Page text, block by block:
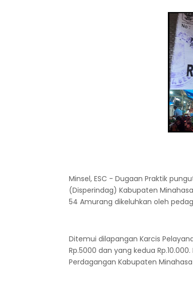
Minsel, ESC - Dugaan Praktik
(Disperindag) Kabupaten
54 Amurang dikeluhkan oleh
Ditemui dilapangan Karcis
Rp.5000 dan yang kedua
Perdagangan Kabupaten